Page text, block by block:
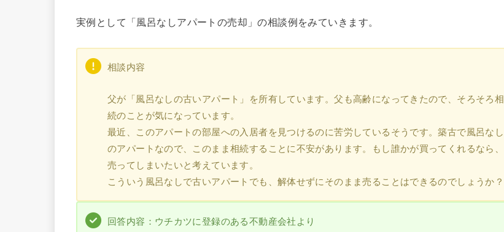
実例として「風呂なしアパートの売却」の相談例をみていきます。
相談内容
父が「風呂なしの古いアパート」を所有しています。父も高齢になってきたので、そろそろ相
続のことが気になっています。
最近、このアパートの部屋への入居者を見つけるのに苦労しているそうです。築古で風呂なし
のアパートなので、このまま相続することに不安があります。もし誰かが買ってくれるなら、
売ってしまいたいと考えています。
こういう風呂なしで古いアパートでも、解体せずにそのまま売ることはできるのでしょうか？
回答内容：ウチカツに登録のある不動産会社より